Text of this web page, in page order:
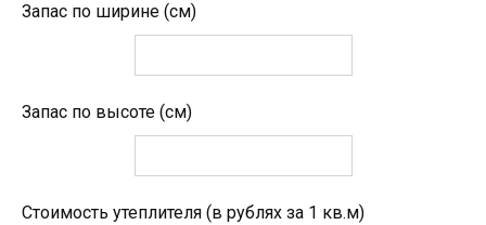
Запас по ширине (см)
Запас по высоте (см)
Стоимость утеплителя (в рублях за 1 кв.м)